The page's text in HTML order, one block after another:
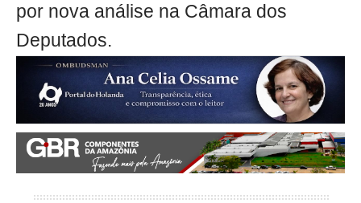
por nova análise na Câmara dos
Deputados.